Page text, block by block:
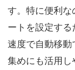
す。特に便利
ートを設定す
速度で自動移動
集めにも活用し